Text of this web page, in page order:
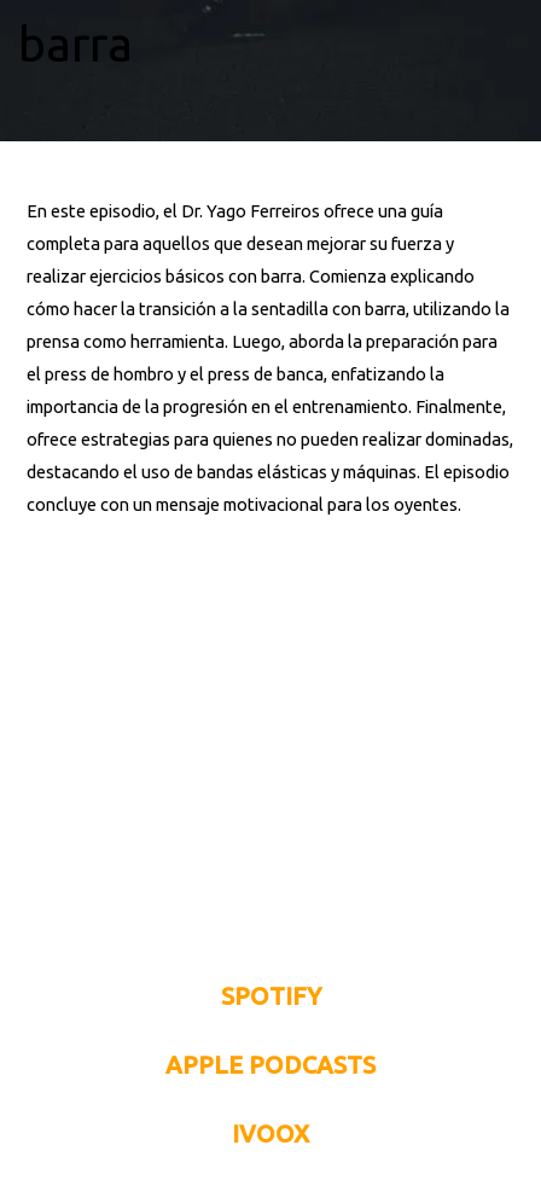
barra
En este episodio, el Dr. Yago Ferreiros ofrece una guía
completa para aquellos que desean mejorar su fuerza y
realizar ejercicios básicos con barra. Comienza explicando
cómo hacer la transición a la sentadilla con barra, utilizando la
prensa como herramienta. Luego, aborda la preparación para
el press de hombro y el press de banca, enfatizando la
importancia de la progresión en el entrenamiento. Finalmente,
ofrece estrategias para quienes no pueden realizar dominadas,
destacando el uso de bandas elásticas y máquinas. El episodio
concluye con un mensaje motivacional para los oyentes.
SPOTIFY
APPLE PODCASTS
IVOOX